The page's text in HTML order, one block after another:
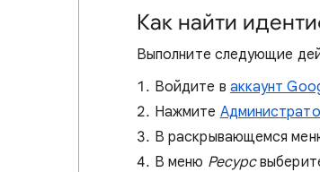
Как найти
Выполните следующие
Войдите в аккаунт
Нажмите
В раскрывающемся
В меню Ресурс